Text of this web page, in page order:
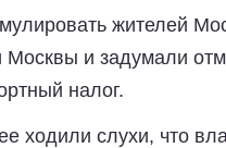
жителей
Москвы и задумали
налог.
ходили слухи, что